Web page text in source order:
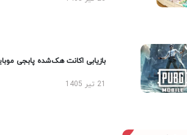
بازیابی اکانت هک‌شده پابجی موبایل